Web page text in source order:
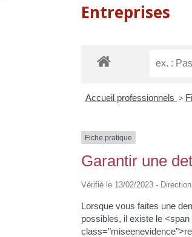
Entreprises
Accueil professionnels >
Fiche pratique
Garantir une
Vérifié le 13/02/2023 -
Lorsque vous faites une
possibles, il existe le